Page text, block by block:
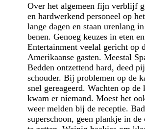
Over het algemeen fijn verblijf
en hardwerkend personeel op
lange dagen en staan urenlang
benen. Genoeg keuzes in eten
Entertainment veelal gericht op
Amerikaanse gasten. Meestal
Bedden ontzettend hard, deed
schouder. Bij problemen op de
snel gereageerd. Wachten op de
kwam er niemand. Moest het
weer melden bij de receptie.
superschoon, geen plankje in